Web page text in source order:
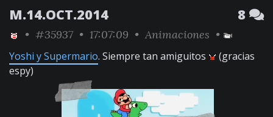
M.14.OCT.2014 8
• #35937 • 17:07:09 • Animaciones •
Yoshi y Supermario. Siempre tan amiguitos
(gracias
espy)